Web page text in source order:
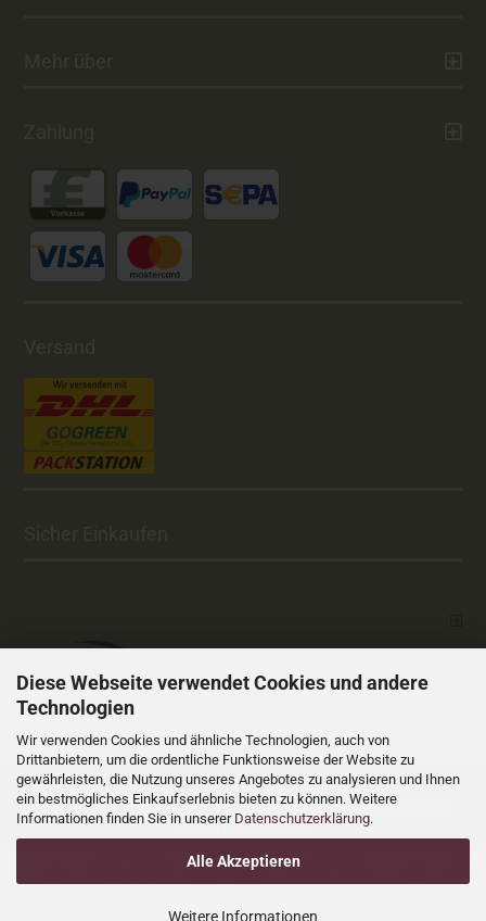
Diese Webseite verwendet Cookies und andere
Technologien
Wir verwenden Cookies und ähnliche Technologien, auch von
Drittanbietern, um die ordentliche Funktionsweise der Website zu
gewährleisten, die Nutzung unseres Angebotes zu analysieren und Ihnen
ein bestmögliches Einkaufserlebnis bieten zu können. Weitere
Informationen finden Sie in unserer Datenschutzerklärung.
Alle Akzeptieren
Weitere Informationen
Alle Preise sind inkl. MwSt., zzgl.Versandkosten
Online Shopby Gambio.de © 2025 Gambio Templates bei
Cookie Einstellungen